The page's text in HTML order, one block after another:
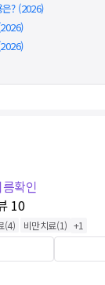
? (2026)
확인
10
(4) 비만치료(1) +1